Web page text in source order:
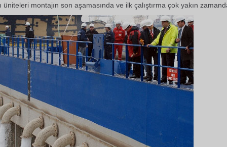
montajın son aşamasında ve ilk çalıştırma çok yakın